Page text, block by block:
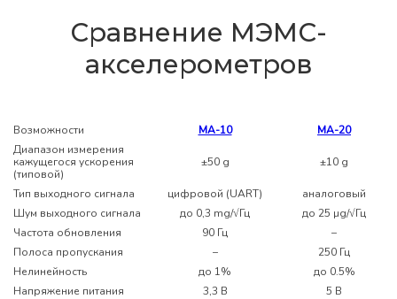
Сравнение МЭМС-
акселерометров
Возможности МА-10
МА-20
Диапазон измерения
кажущегося ускорения
(типовой)
±50 g ±10 g
Тип выходного сигнала цифровой (UART)
аналоговый
Шум выходного сигнала
до 0,3 mg/√Гц
до 25 µg/√Гц
Частота обновления
90 Гц
–
Полоса пропускания
–
250 Гц
Нелинейность
до 1%
до 0.5%
Напряжение питания
3,3 В 5 В